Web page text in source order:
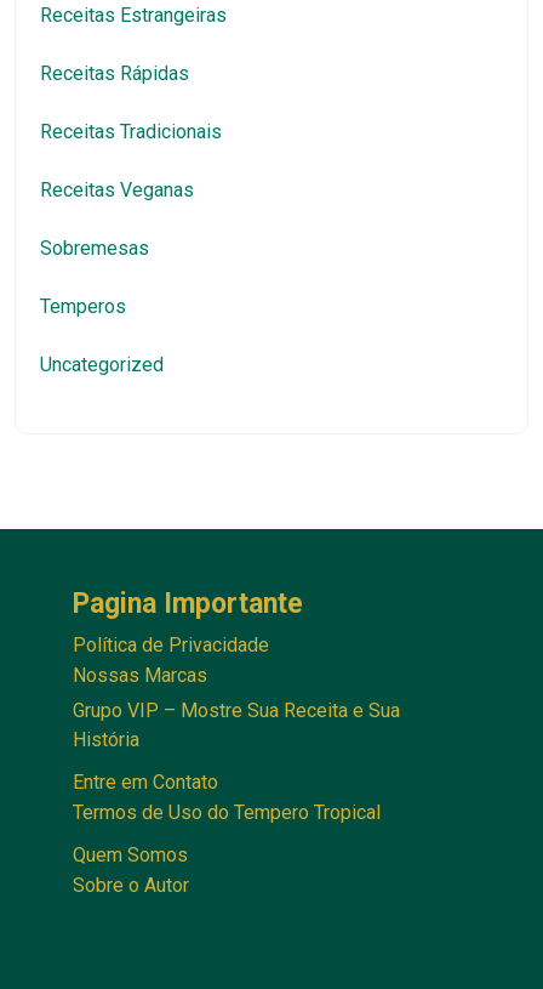
Receitas Estrangeiras
Receitas Rápidas
Receitas Tradicionais
Receitas Veganas
Sobremesas
Temperos
Uncategorized
Pagina Importante
Política de Privacidade
Nossas Marcas
Grupo VIP – Mostre Sua Receita e Sua
História
Entre em Contato
Termos de Uso do Tempero Tropical
Quem Somos
Sobre o Autor